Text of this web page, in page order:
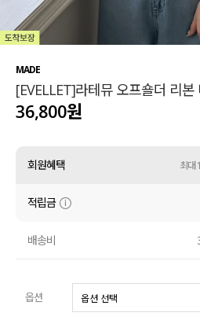
110사이즈
티셔츠
셔츠
원피스
니트
스
언
MADE
[EVELLET]라테뮤 오프숄더 리본
36,800원
회원혜택 최대
적립금
배송비
옵션